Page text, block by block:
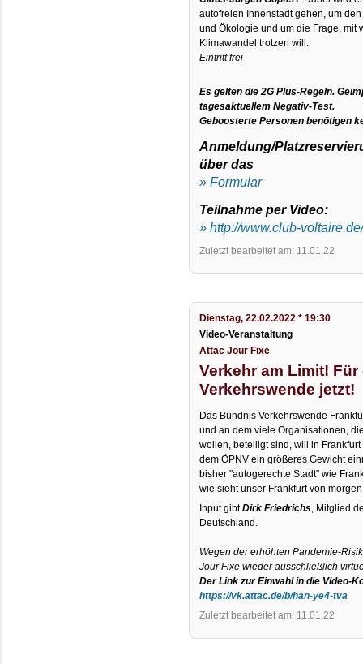
autofreien Innenstadt gehen, um
und Ökologie und um die Frage, mit
Klimawandel trotzen will.
Eintritt frei
Es gelten die 2G Plus-Regeln.
tagesaktuellem Negativ-Test.
Geboosterte Personen benötigen
Anmeldung/
über das
» Formular
Teilnahme per Video:
» http://www.club-
Zuletzt bearbeitet am: 11.01.22
Dienstag, 22.02.2022 * 19:30
Video-Veranstaltung
Attac Jour Fixe
Verkehr am Limit!
Verkehrswende jetzt!
Das Bündnis Verkehrswende
und an dem viele Organisationen,
wollen, beteiligt sind, will in
dem ÖPNV ein größeres Gewicht
bisher "autogerechte Stadt" wie
wie sieht unser Frankfurt von
Input gibtDirk Friedrichs, Mitglied
Deutschland.
Wegen der erhöhten Pandemie-
Jour Fixe wieder ausschließlich
Der Link zur Einwahl in die Video-
https://vk.attac.de/b/han-ye4-tva
Zuletzt bearbeitet am: 11.01.22